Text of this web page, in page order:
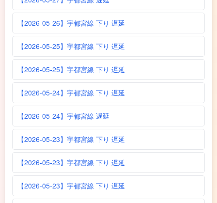
【2026-05-26】宇都宮線 下り 遅延
【2026-05-25】宇都宮線 下り 遅延
【2026-05-25】宇都宮線 下り 遅延
【2026-05-24】宇都宮線 下り 遅延
【2026-05-24】宇都宮線 遅延
【2026-05-23】宇都宮線 下り 遅延
【2026-05-23】宇都宮線 下り 遅延
【2026-05-23】宇都宮線 下り 遅延